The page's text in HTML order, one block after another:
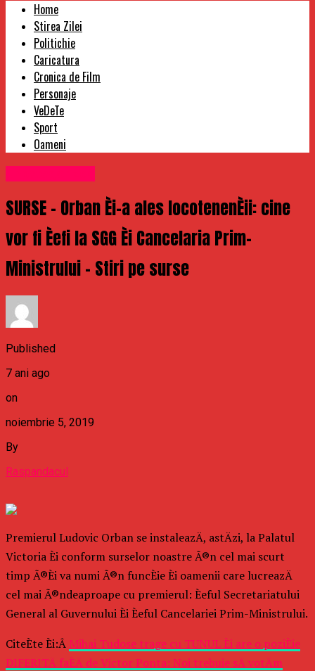
Home
Stirea Zilei
Politichie
Caricatura
Cronica de Film
Personaje
VeDeTe
Sport
Oameni
SURSE – Orban Èi-a ales locotenenÈii: cine
vor fi Èefi la SGG Èi Cancelaria Prim-
Ministrului – Stiri pe surse
Published
7 ani ago
on
noiembrie 5, 2019
By
Raspandacul
Premierul Ludovic Orban se instaleazÄ, astÄzi, la Palatul
Victoria Èi conform surselor noastre Ã®n cel mai scurt
timp Ã®Èi va numi Ã®n funcÈie Èi oamenii care lucreazÄ
cel mai Ã®ndeaproape cu premierul: Èeful Secretariatului
General al Guvernului Èi Èeful Cancelariei Prim-Ministrului.
CiteÈte Èi:Â Mihai Tudose trage cu TUNUL Èi are o poziÈie
DIFERITÄ faÈÄ de Victor Ponta: Noi trebuie sÄ votÄm